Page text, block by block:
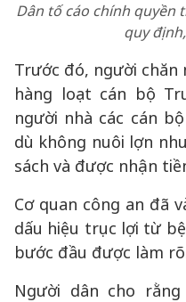
Dân tố cáo chính quyền
quy
Trước đó, người
hàng loạt cán bộ
người nhà các cán
dù không nuôi lợn
sách và được nhận
Cơ quan công an đã
dấu hiệu trục lợi từ
bước đầu được làm
Người dân cho